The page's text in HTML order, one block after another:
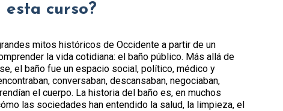
curso?
mitos históricos de Occidente a partir de un
la vida cotidiana: el baño público. Más allá de
el baño fue un espacio social, político, médico y
conversaban, descansaban, negociaban,
el cuerpo. La historia del baño es, en muchos
las sociedades han entendido la salud, la limpieza, el